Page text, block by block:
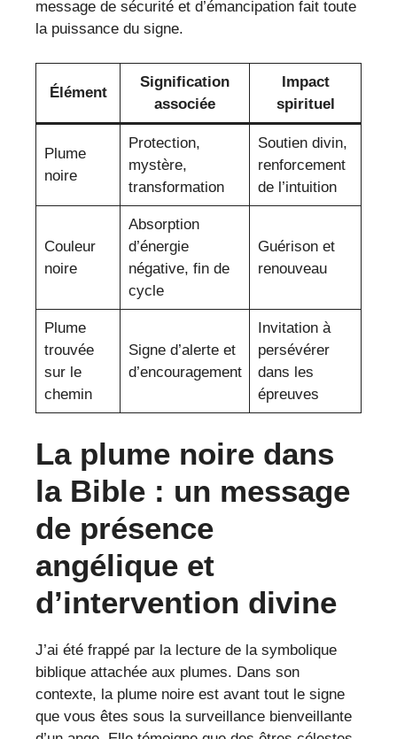
message de sécurité et d’émancipation fait toute
la puissance du signe.
Élément
Signification
associée
Impact
spirituel
Plume
noire
Protection,
mystère,
transformation
Soutien divin,
renforcement
de l’intuition
Couleur
noire
Absorption
d’énergie
négative, fin de
cycle
Guérison et
renouveau
Plume
trouvée
sur le
chemin
Signe d’alerte et
d’encouragement
Invitation à
persévérer
dans les
épreuves
La plume noire dans
la Bible : un message
de présence
angélique et
d’intervention divine
J’ai été frappé par la lecture de la symbolique
biblique attachée aux plumes. Dans son
contexte, la plume noire est avant tout le signe
que vous êtes sous la surveillance bienveillante